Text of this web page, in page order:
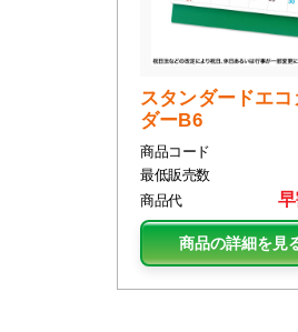
スタンダードエコ
ダーB6
商品コード
最低販売数
商品代
早
商品の詳細を見